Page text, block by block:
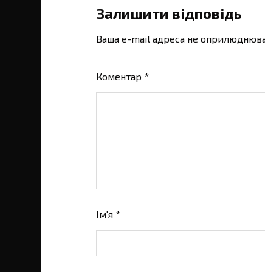
Залишити відповідь
Ваша e-mail адреса не
Коментар *
Ім'я *